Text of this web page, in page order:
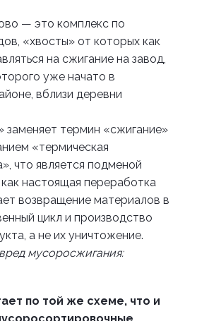
— это комплекс по
«хвосты» от которых как
на сжигание на завод,
уже начато в
вблизи деревни
заменяет термин «сжигание»
«термическая
», что является подменой
настоящая переработка
возвращение материалов в
цикл и производство
а не их уничтожение.
мусоросжигания:
по той же схеме, что и